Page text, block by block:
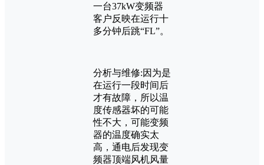
一台37kW变频器
客户反映在运行十
多分钟后跳“FL”。
分析与维修:因为是
在运行一段时间后
才有故障，所以温
度传感器坏的可能
性不大，可能变频
器的温度确实太
高，通电后发现变
频器顶端风机风量